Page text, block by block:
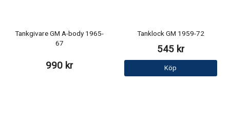
Tankgivare GM A-body 1965-
67
990 kr
Tanklock GM 1959-72
545 kr
Köp